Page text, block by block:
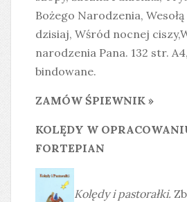
Bożego Narodzenia,
dzisiaj, Wśród nocnej
narodzenia Pana. 132 str.
bindowane.
ZAMÓW ŚPIEWNIK »
KOLĘDY W
FORTEPIAN
Kolędy i pastorałki.